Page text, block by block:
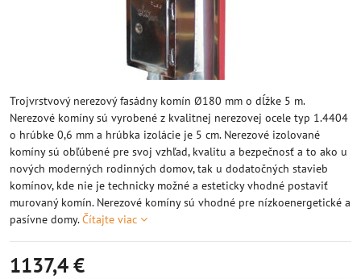
Trojvrstvový nerezový fasádny komín Ø180 mm o dĺžke 5 m.
Nerezové komíny sú vyrobené z kvalitnej nerezovej ocele typ 1.4404
o hrúbke 0,6 mm a hrúbka izolácie je 5 cm. Nerezové izolované
komíny sú obľúbené pre svoj vzhľad, kvalitu a bezpečnosť a to ako u
nových moderných rodinných domov, tak u dodatočných stavieb
komínov, kde nie je technicky možné a esteticky vhodné postaviť
murovaný komín. Nerezové komíny sú vhodné pre nízkoenergetické a
pasívne domy.Čítajte viac
1137,4 €